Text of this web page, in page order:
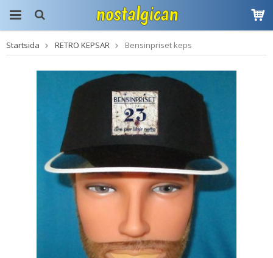
Produkten har blivit
tillagd i varukorgen
Startsida RETRO KEPSAR Bensinpriset keps